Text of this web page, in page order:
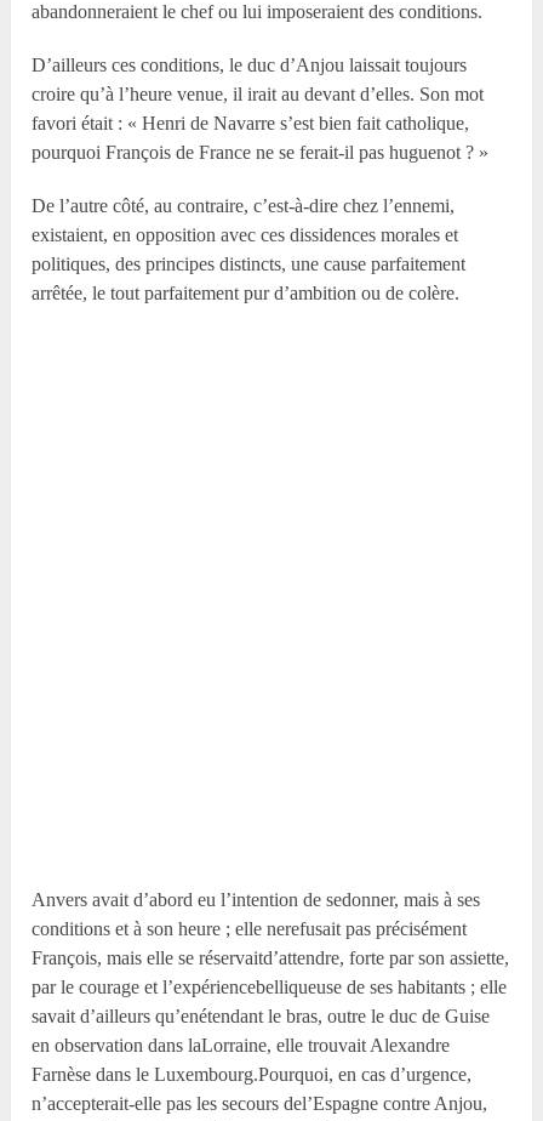
abandonneraient le chef ou lui imposeraient des conditions.
D’ailleurs ces conditions, le duc d’Anjou laissait toujours
croire qu’à l’heure venue, il irait au devant d’elles. Son mot
favori était : « Henri de Navarre s’est bien fait catholique,
pourquoi François de France ne se ferait-il pas huguenot ? »
De l’autre côté, au contraire, c’est-à-dire chez l’ennemi,
existaient, en opposition avec ces dissidences morales et
politiques, des principes distincts, une cause parfaitement
arrêtée, le tout parfaitement pur d’ambition ou de colère.
Anvers avait d’abord eu l’intention de sedonner, mais à ses
conditions et à son heure ; elle nerefusait pas précisément
François, mais elle se réservaitd’attendre, forte par son assiette,
par le courage et l’expériencebelliqueuse de ses habitants ; elle
savait d’ailleurs qu’enétendant le bras, outre le duc de Guise
en observation dans laLorraine, elle trouvait Alexandre
Farnèse dans le Luxembourg.Pourquoi, en cas d’urgence,
n’accepterait-elle pas les secours del’Espagne contre Anjou,